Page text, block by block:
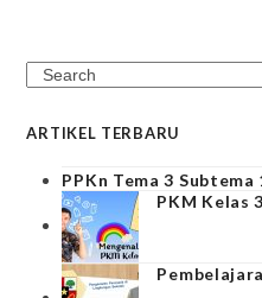
Search
ARTIKEL TERBARU
PPKn Tema 3
PKM Kelas